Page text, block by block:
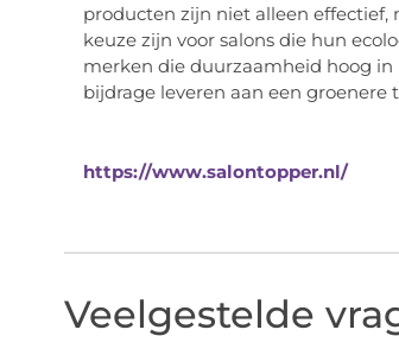
producten zijn niet alleen
keuze zijn voor salons die hun
merken die duurzaamheid hoog
bijdrage leveren aan een groenere
https://www.salontopper.nl/
Veelgestelde